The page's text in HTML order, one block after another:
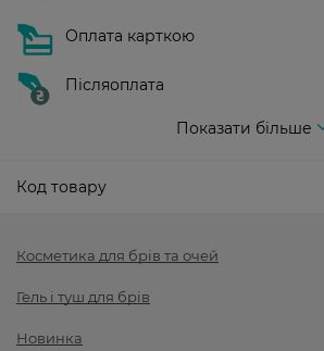
Оплата карткою
Післяоплата
Показати більше
Код товару
Косметика для брів та очей
Гель і туш для брів
Новинка